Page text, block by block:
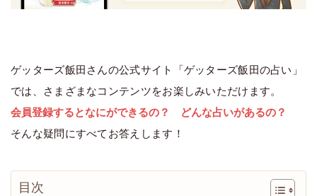
ゲッターズ飯田さんの公式サイト「ゲッターズ飯田の占い」
では、さまざまなコンテンツをお楽しみいただけます。
会員登録するとなにができるの？ どんな占いがあるの？
そんな疑問にすべてお答えします！
目次